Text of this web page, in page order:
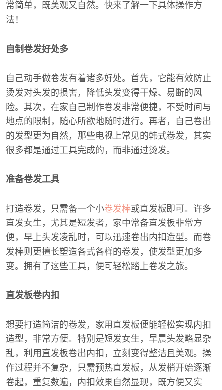
常简单，既美观又自然。快来了解一下具体操作方
法！
自制卷发好处多
自己动手做卷发有着诸多好处。首先，它能有效防止
烫发对头发的损害，降低头发变得干燥、易断的风
险。其次，在家自己制作卷发非常便捷，不受时间与
地点的限制，随心所欲地随时进行。再者，自己卷出
的发型更为自然，那些电视上常见的韩式卷发，其实
很多都是通过工具完成的，而非通过烫发。
准备卷发工具
打造卷发，只需备一个小卷发棒或直发板即可。许多
直发女生，尤其是短发者，家中常备直发板非常方
便，早上头发凌乱时，可以迅速卷出内扣造型。而卷
发棒则更擅长塑造各式各样的卷发，使发型更加多
变。拥有了这些工具，便可轻松踏上卷发之旅。
直发板卷内扣
想要打造简洁的卷发，家用直发板便能轻松实现内扣
造型，非常方便。特别是短发女生，早晨头发略显杂
乱，利用直发板卷出内扣，立刻变得整洁且美观。操
作过程并不复杂，只需预热直发板，从发梢开始逐渐
卷起，重复数遍，内扣效果自然显现，既方便又实